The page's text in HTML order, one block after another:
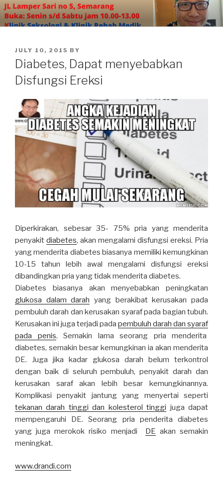
Skip
to
content
POSTED
ON
JULY 10, 2015 BY
Diabetes, Dapat menyebabkan
Disfungsi Ereksi
Diperkirakan, sebesar 35- 75% pria yang menderita
penyakit diabetes, akan mengalami disfungsi ereksi. Pria
yang menderita diabetes biasanya memiliki kemungkinan
10-15 tahun lebih awal mengalami disfungsi ereksi
dibandingkan pria yang tidak menderita diabetes.
Diabetes biasanya akan menyebabkan peningkatan
glukosa dalam darah yang berakibat kerusakan pada
pembuluh darah dan kerusakan syaraf pada bagian tubuh.
Kerusakan ini juga terjadi pada pembuluh darah dan syaraf
pada penis. Semakin lama seorang pria menderita
diabetes, semakin besar kemungkinan ia akan menderita
DE. Juga jika kadar glukosa darah belum terkontrol
dengan baik di seluruh pembuluh, penyakit darah dan
kerusakan saraf akan lebih besar kemungkinannya.
Komplikasi penyakit jantung yang menyertai seperti
tekanan darah tinggi dan kolesterol tinggi juga dapat
mempengaruhi DE. Seorang pria penderita diabetes
yang juga merokok risiko menjadi DE akan semakin
meningkat.
www.drandi.com